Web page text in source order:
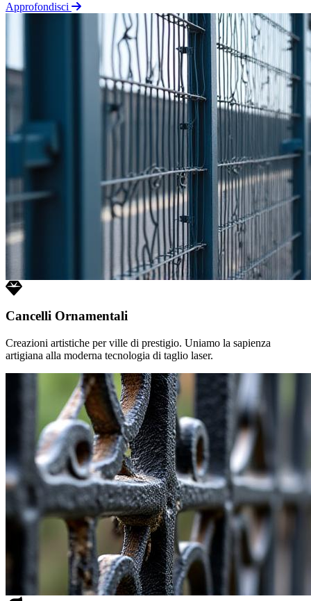
Approfondisci
Cancelli Ornamentali
Creazioni artistiche per ville di prestigio. Uniamo la sapienza
artigiana alla moderna tecnologia di taglio laser.